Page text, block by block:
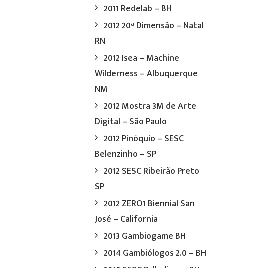
2011 Redelab – BH
2012 20ª Dimensão – Natal
RN
2012 Isea – Machine
Wilderness – Albuquerque
NM
2012 Mostra 3M de Arte
Digital – São Paulo
2012 Pinóquio – SESC
Belenzinho – SP
2012 SESC Ribeirão Preto
SP
2012 ZERO1 Biennial San
José – California
2013 Gambiogame BH
2014 Gambiólogos 2.0 – BH